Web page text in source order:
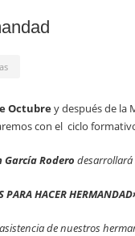
Octubrey después de la
con el ciclo
Rodero
PARA HACER
de nuestros